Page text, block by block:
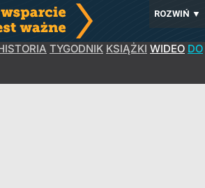
ROZWIŃ ▼
TYGODNIK KSIĄŻKI WIDEO DO